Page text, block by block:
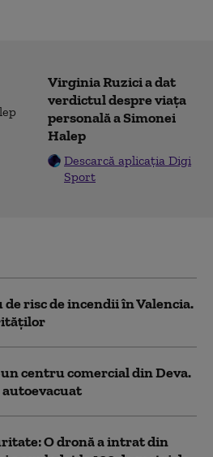
Virginia Ruzici a dat
verdictul despre viața
personală a Simonei
Halep
Descarcă aplicația Digi
Sport
risc de incendii în Valencia.
centru comercial din Deva.
autoevacuat
O dronă a intrat din